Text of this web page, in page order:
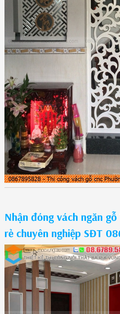
Nhận đóng vách ngăn
rẻ chuyên nghiệp SĐT